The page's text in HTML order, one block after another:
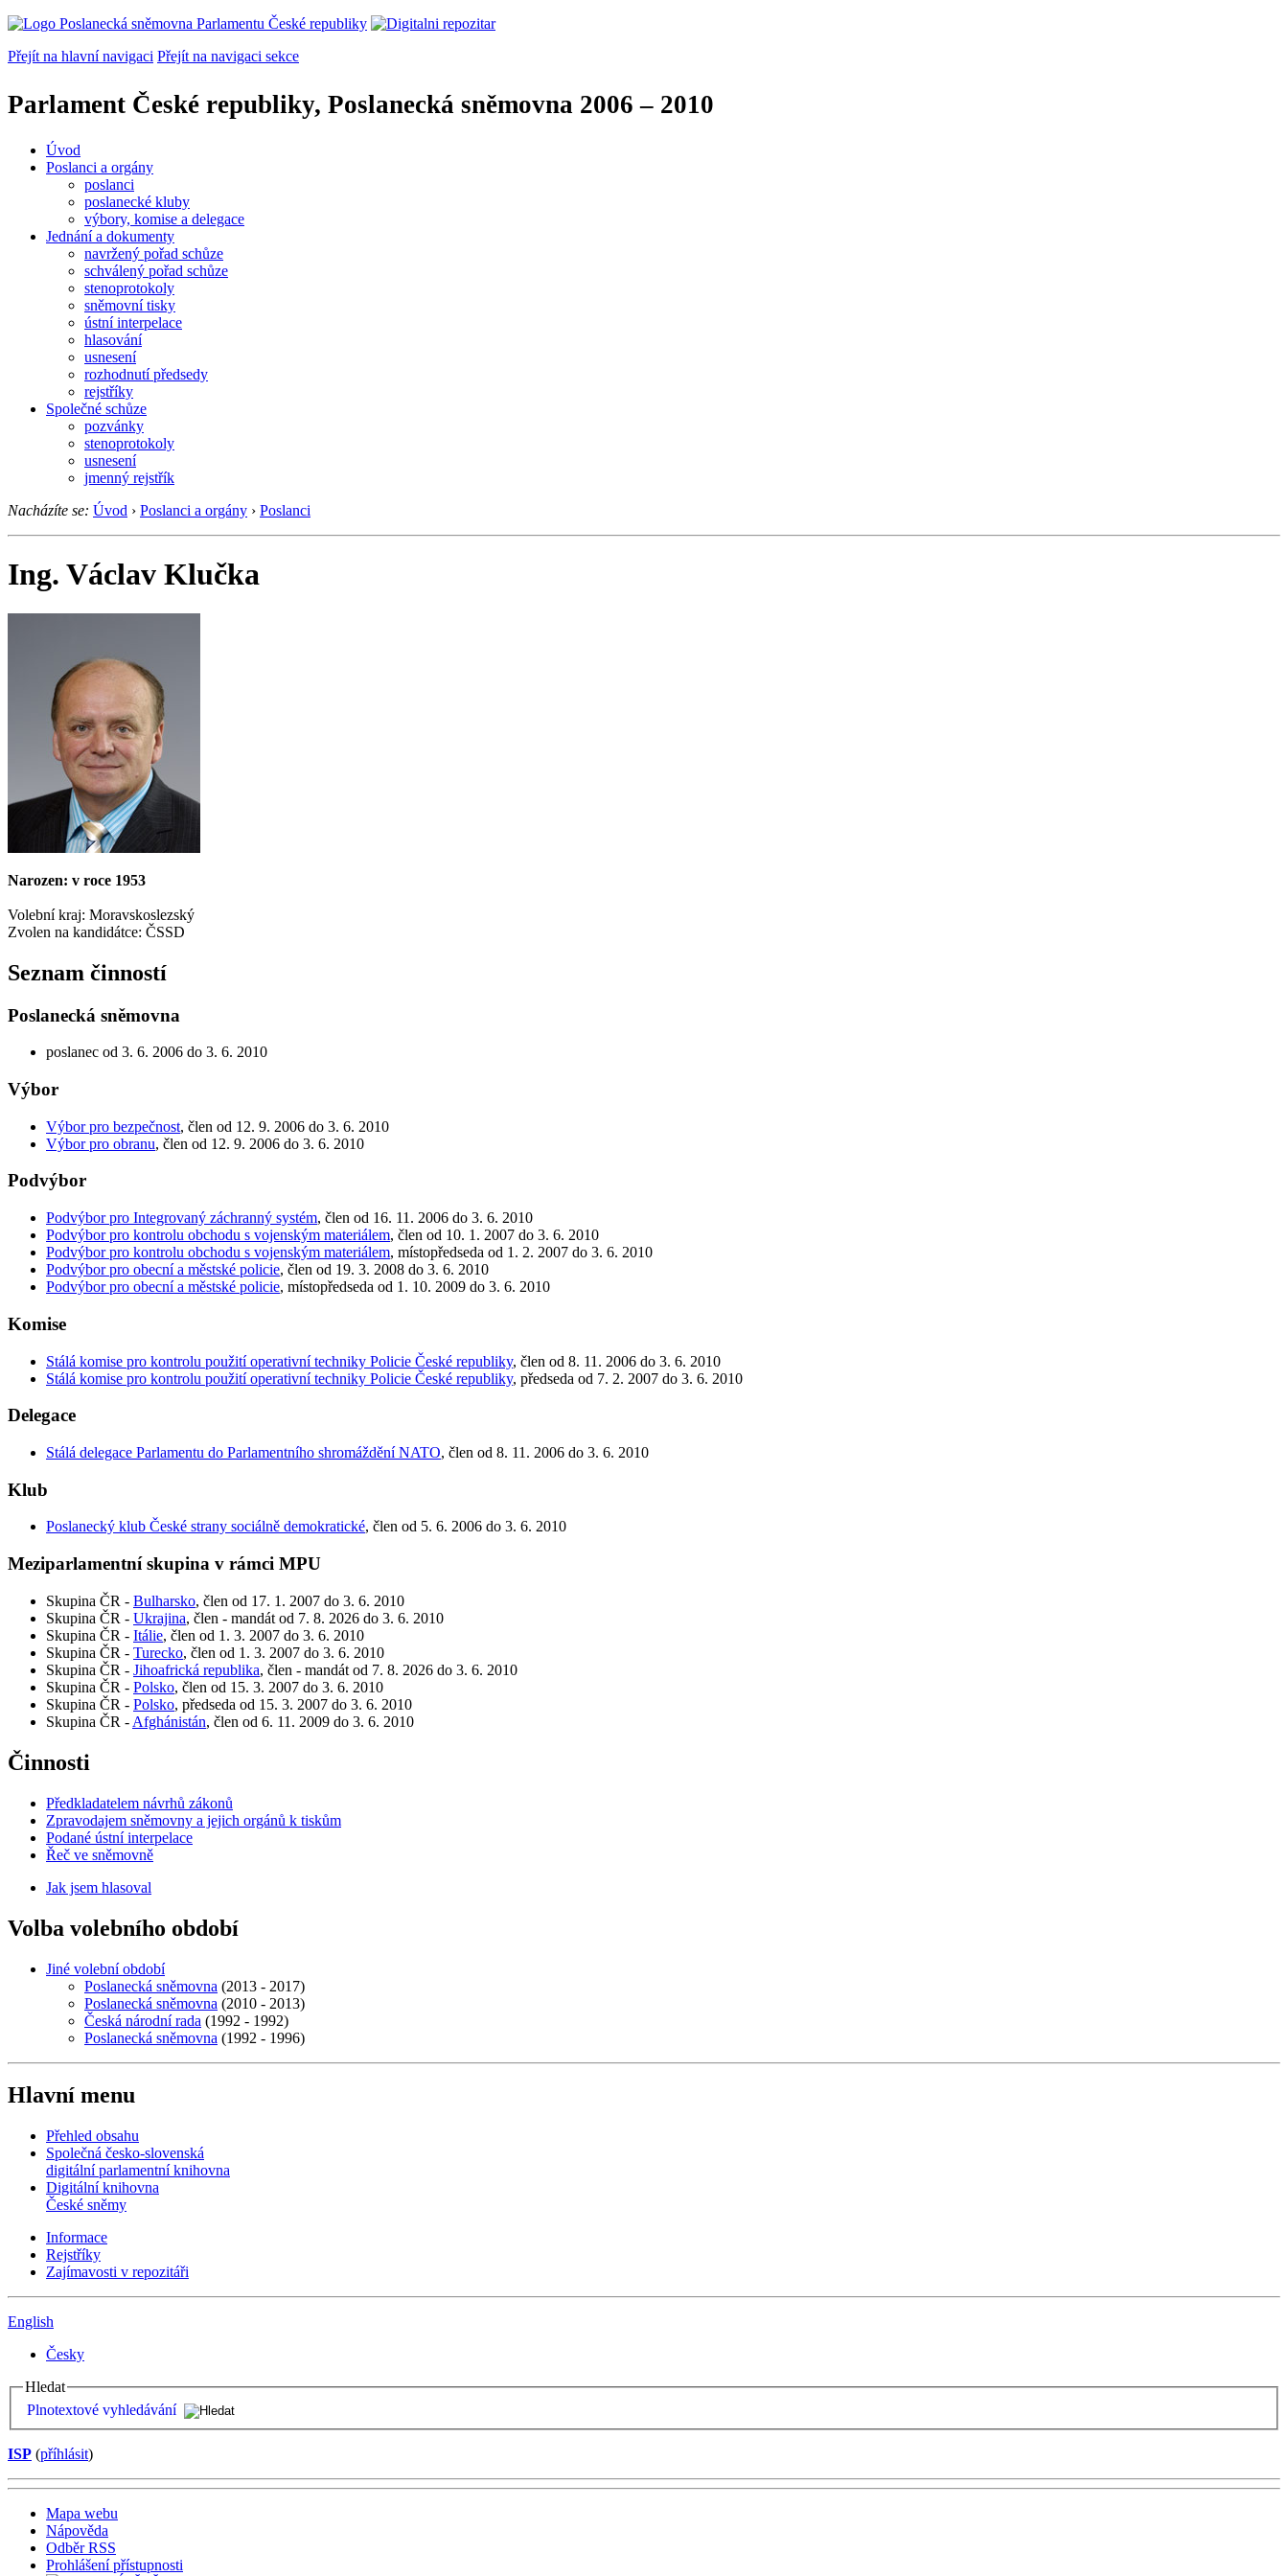
Přejít na hlavní navigaci Přejít na navigaci sekce
Parlament České republiky, Poslanecká sněmovna 2006 – 2010
Úvod
Poslanci a orgány
poslanci
poslanecké kluby
výbory, komise a delegace
Jednání a dokumenty
navržený pořad schůze
schválený pořad schůze
stenoprotokoly
sněmovní tisky
ústní interpelace
hlasování
usnesení
rozhodnutí předsedy
rejstříky
Společné schůze
pozvánky
stenoprotokoly
usnesení
jmenný rejstřík
Nacházíte se: Úvod › Poslanci a orgány › Poslanci
Ing. Václav Klučka
Narozen: v roce 1953
Volební kraj: Moravskoslezský
Zvolen na kandidátce: ČSSD
Seznam činností
Poslanecká sněmovna
poslanec od 3. 6. 2006 do 3. 6. 2010
Výbor
Výbor pro bezpečnost, člen od 12. 9. 2006 do 3. 6. 2010
Výbor pro obranu, člen od 12. 9. 2006 do 3. 6. 2010
Podvýbor
Podvýbor pro Integrovaný záchranný systém, člen od 16. 11. 2006 do 3. 6. 2010
Podvýbor pro kontrolu obchodu s vojenským materiálem, člen od 10. 1. 2007 do 3. 6. 2010
Podvýbor pro kontrolu obchodu s vojenským materiálem, místopředseda od 1. 2. 2007 do 3. 6. 2010
Podvýbor pro obecní a městské policie, člen od 19. 3. 2008 do 3. 6. 2010
Podvýbor pro obecní a městské policie, místopředseda od 1. 10. 2009 do 3. 6. 2010
Komise
Stálá komise pro kontrolu použití operativní techniky Policie České republiky, člen od 8. 11. 2006 do 3. 6. 2010
Stálá komise pro kontrolu použití operativní techniky Policie České republiky, předseda od 7. 2. 2007 do 3. 6. 2010
Delegace
Stálá delegace Parlamentu do Parlamentního shromáždění NATO, člen od 8. 11. 2006 do 3. 6. 2010
Klub
Poslanecký klub České strany sociálně demokratické, člen od 5. 6. 2006 do 3. 6. 2010
Meziparlamentní skupina v rámci MPU
Skupina ČR - Bulharsko, člen od 17. 1. 2007 do 3. 6. 2010
Skupina ČR - Ukrajina, člen - mandát od 7. 8. 2026 do 3. 6. 2010
Skupina ČR - Itálie, člen od 1. 3. 2007 do 3. 6. 2010
Skupina ČR - Turecko, člen od 1. 3. 2007 do 3. 6. 2010
Skupina ČR - Jihoafrická republika, člen - mandát od 7. 8. 2026 do 3. 6. 2010
Skupina ČR - Polsko, člen od 15. 3. 2007 do 3. 6. 2010
Skupina ČR - Polsko, předseda od 15. 3. 2007 do 3. 6. 2010
Skupina ČR - Afghánistán, člen od 6. 11. 2009 do 3. 6. 2010
Činnosti
Předkladatelem návrhů zákonů
Zpravodajem sněmovny a jejich orgánů k tiskům
Podané ústní interpelace
Řeč ve sněmovně
Jak jsem hlasoval
Volba volebního období
Jiné volební období
Poslanecká sněmovna (2013 - 2017)
Poslanecká sněmovna (2010 - 2013)
Česká národní rada (1992 - 1992)
Poslanecká sněmovna (1992 - 1996)
Hlavní menu
Přehled obsahu
Společná česko-slovenská
digitální parlamentní knihovna
Digitální knihovna
České sněmy
Informace
Rejstříky
Zajímavosti v repozitáři
English
Česky
Hledat
Plnotextové vyhledávání
ISP (příhlásit)
Mapa webu
Nápověda
Odběr RSS
Prohlášení přístupnosti